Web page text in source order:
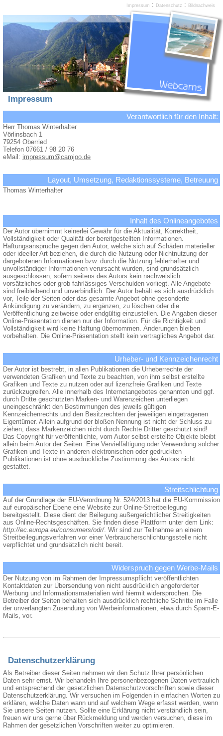
Impressum
Verantwortlich für den Inhalt:
Herr Thomas Winterhalter
Vörlinsbach 1
79254 Oberried
Telefon 07661 / 98 20 76
eMail: impressum@camjoo.de
Layout, Umsetzung, Redaktionssysteme, Betreuung
Thomas Winterhalter
Inhalt des Onlineangebotes
Der Autor übernimmt keinerlei Gewähr für die Aktualität, Korrektheit,
Vollständigkeit oder Qualität der bereitgestellten Informationen.
Haftungsansprüche gegen den Autor, welche sich auf Schäden materieller
oder ideeller Art beziehen, die durch die Nutzung oder Nichtnutzung der
dargebotenen Informationen bzw. durch die Nutzung fehlerhafter und
unvollständiger Informationen verursacht wurden, sind grundsätzlich
ausgeschlossen, sofern seitens des Autors kein nachweislich
vorsätzliches oder grob fahrlässiges Verschulden vorliegt. Alle Angebote
sind freibleibend und unverbindlich. Der Autor behält es sich ausdrücklich
vor, Teile der Seiten oder das gesamte Angebot ohne gesonderte
Ankündigung zu verändern, zu ergänzen, zu löschen oder die
Veröffentlichung zeitweise oder endgültig einzustellen. Die Angaben dieser
Online-Präsentation dienen nur der Information. Für die Richtigkeit und
Vollständigkeit wird keine Haftung übernommen. Änderungen bleiben
vorbehalten. Die Online-Präsentation stellt kein vertragliches Angebot dar.
Urheber- und Kennzeichenrecht
Der Autor ist bestrebt, in allen Publikationen die Urheberrechte der
verwendeten Grafiken und Texte zu beachten, von ihm selbst erstellte
Grafiken und Texte zu nutzen oder auf lizenzfreie Grafiken und Texte
zurückzugreifen. Alle innerhalb des Internetangebotes genannten und ggf.
durch Dritte geschützten Marken- und Warenzeichen unterliegen
uneingeschränkt den Bestimmungen des jeweils gültigen
Kennzeichenrechts und den Besitzrechten der jeweiligen eingetragenen
Eigentümer. Allein aufgrund der bloßen Nennung ist nicht der Schluss zu
ziehen, dass Markenzeichen nicht durch Rechte Dritter geschützt sind!
Das Copyright für veröffentlichte, vom Autor selbst erstellte Objekte bleibt
allein beim Autor der Seiten. Eine Vervielfältigung oder Verwendung solcher
Grafiken und Texte in anderen elektronischen oder gedruckten
Publikationen ist ohne ausdrückliche Zustimmung des Autors nicht
gestattet.
Streitschlichtung
Auf der Grundlage der EU-Verordnung Nr. 524/2013 hat die EU-Kommission
auf europäischer Ebene eine Website zur Online-Streitbeilegung
bereitgestellt. Diese dient der Beilegung außergerichtlicher Streitigkeiten
aus Online-Rechtsgeschäften. Sie finden diese Plattform unter dem Link:
http://ec.europa.eu/consumers/odr/. Wir sind zur Teilnahme an einem
Streitbeilegungsverfahren vor einer Verbraucherschlichtungsstelle nicht
verpflichtet und grundsätzlich nicht bereit.
Widerspruch gegen Werbe-Mails
Der Nutzung von im Rahmen der Impressumspflicht veröffentlichten
Kontaktdaten zur Übersendung von nicht ausdrücklich angeforderter
Werbung und Informationsmaterialien wird hiermit widersprochen. Die
Betreiber der Seiten behalten sich ausdrücklich rechtliche Schritte im Falle
der unverlangten Zusendung von Werbeinformationen, etwa durch Spam-E-
Mails, vor.
Datenschutzerklärung
Als Betreiber dieser Seiten nehmen wir den Schutz Ihrer persönlichen
Daten sehr ernst. Wir behandeln Ihre personenbezogenen Daten vertraulich
und entsprechend der gesetzlichen Datenschutzvorschriften sowie dieser
Datenschutzerklärung. Wir versuchen im Folgenden in einfachen Worten zu
erklären, welche Daten wann und auf welchem Wege erfasst werden, wenn
Sie unsere Seiten nutzen. Sollte eine Erklärung nicht verständlich sein,
freuen wir uns gerne über Rückmeldung und werden versuchen, diese im
Rahmen der gesetzlichen Vorschriften weiter zu optimieren.
Impressum : Datenschutz : Bildnachweis